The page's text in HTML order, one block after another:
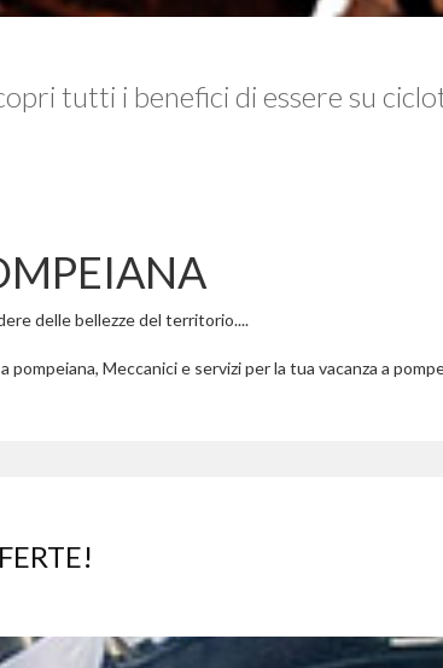
tutti i benefici di essere su
delle bellezze del territorio....
Meccanici e servizi per la tua vacanza a